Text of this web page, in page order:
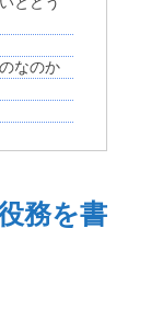
なのか
務を書